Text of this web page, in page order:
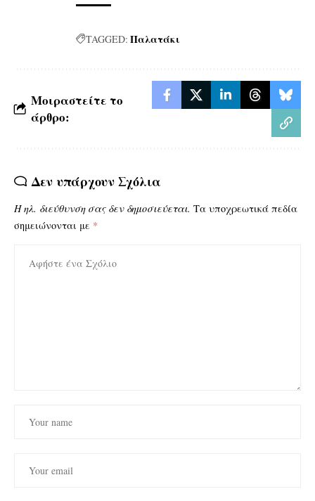
TAGGED: Παλατάκι
Μοιραστείτε το
άρθρο:
Δεν υπάρχουν Σχόλια
Η ηλ. διεύθυνση σας δεν δημοσιεύεται. Τα υποχρεωτικά πεδία
σημειώνονται με *